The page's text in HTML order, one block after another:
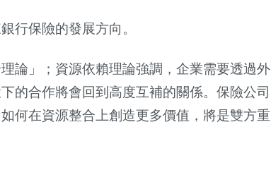
行保險的發展方向。
論」；資源依賴理論強調，企業需要透過外
的合作將會回到高度互補的關係。保險公司
何在資源整合上創造更多價值，將是雙方重